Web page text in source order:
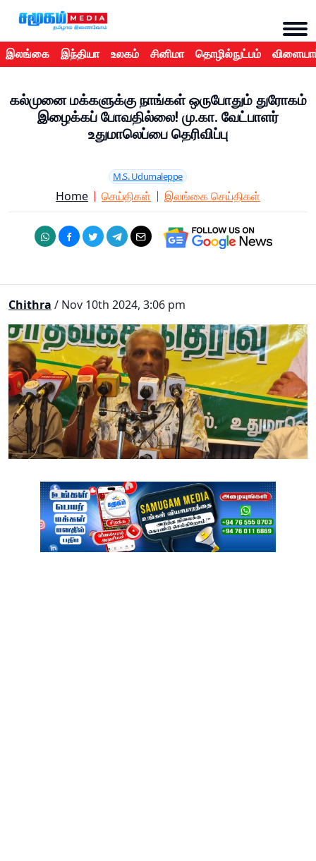
இலங்கை இந்தியா உலகம் சினிமா தொழில்நுட்பம்
கல்முனை மக்களுக்கு நாங்கள் ஒருபோதும் துரோகம்
இழைக்கப் போவதில்லை! மு.கா. வேட்பாளர்
உதுமாலெப்பை தெரிவிப்பு
M.S. Udumaleppe
Home செய்திகள் இலங்கை செய்திகள்
Chithra / Nov 10th 2024, 3:06 pm